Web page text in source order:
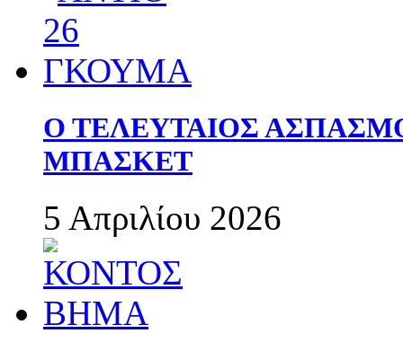
Ο ΤΕΛΕΥΤΑΙΟΣ
ΜΠΑΣΚΕΤ
5 Απριλίου 2026